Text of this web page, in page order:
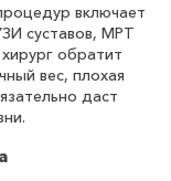
включает
суставов, МРТ
обратит
вес, плохая
даст